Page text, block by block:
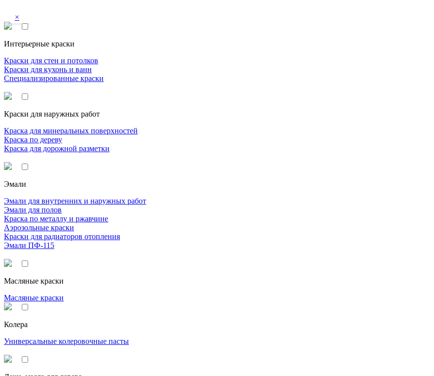
×
Интерьерные краски
Краски для стен и потолков
Краски для кухонь и ванн
Специализированные краски
Краски для наружных работ
Краска для минеральных поверхностей
Краска по дереву
Краска для дорожной разметки
Эмали
Эмали для внутренних и наружных работ
Эмали для полов
Краска по металлу и ржавчине
Аэрозольные краски
Краски для радиаторов отопления
Эмали ПФ-115
Масляные краски
Масляные краски
Колера
Универсальные колеровочные пасты